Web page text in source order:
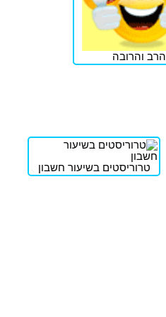
הרב והרובה
טרוריסטים בשיעור חשבון